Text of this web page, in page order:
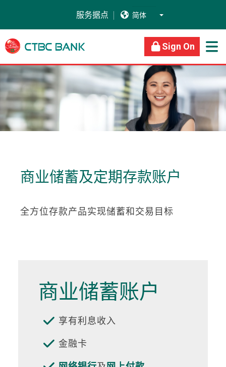
服务据点 
 Sign On
商业储蓄及定期存款账户
全方位存款产品实现储蓄和交易目标
商业储蓄账户
 享有利息收入
 金融卡